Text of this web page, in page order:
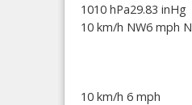
1010 hPa29.83 inHg
10 km/h NW6 mph
10 km/h 6 mph